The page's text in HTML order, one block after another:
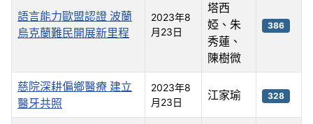
語言能力歐盟認證 波蘭
烏克蘭難民開展新里程
2023年8
月23日
塔西
婭、朱
秀蓮、
陳樹微
386
慈院深耕偏鄉醫療 建立
醫牙共照
2023年8
月23日
江家瑜 328